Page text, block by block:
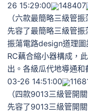
26 15:29:00
148407
（六款最簡略三級管
先容了最簡略三級管
振蕩電路design道理
RC藕合縮小器構成，
出。各級瓜代地導通
03-26 14:51:00
（四款9013三級管開
先容了9013三級管開